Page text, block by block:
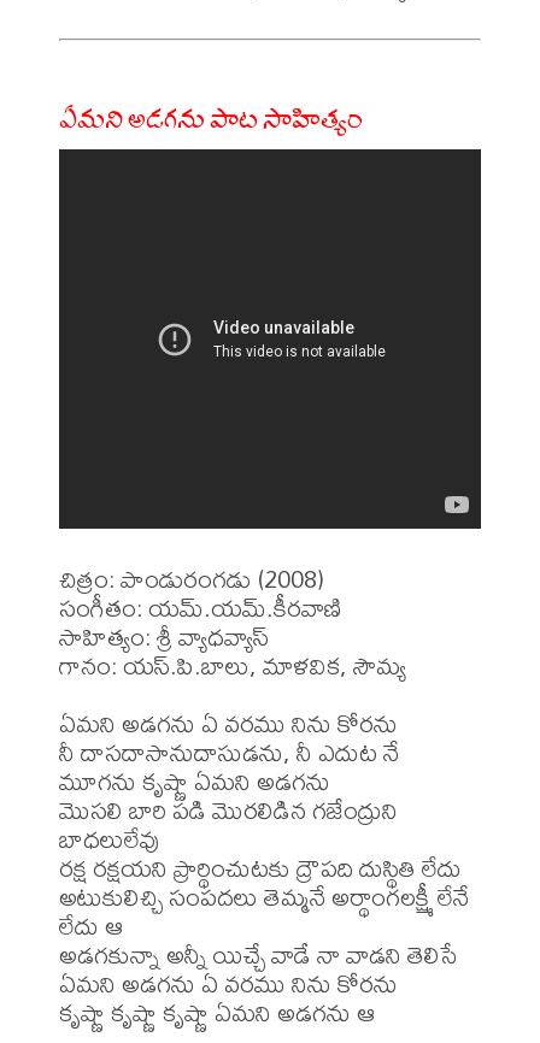
ఏమని అడగను పాట సాహిత్యం
చిత్రం: పాండురంగడు (2008)
సంగీతం: యమ్.యమ్.కీరవాణి
సాహిత్యం: శ్రీ వ్యాధవ్యాస్
గానం: యస్.పి.బాలు, మాళవిక, సౌమ్య
ఏమని అడగను ఏ వరము నిను కోరను
నీ దాసదాసానుదాసుడను, నీ ఎదుట నే
మూగను కృష్ణా ఏమని అడగను
మొసలి బారి పడి మొరలిడిన గజేంద్రుని
బాధలులేవు
రక్ష రక్షయని ప్రార్థించుటకు ద్రౌపది దుస్థితి లేదు
అటుకులిచ్చి సంపదలు తెమ్మనే అర్థాంగలక్ష్మీ లేనే
లేదు ఆ
అడగకున్నా అన్నీ యిచ్చే వాడే నా వాడని తెలిసే
ఏమని అడగను ఏ వరము నిను కోరను
కృష్ణా కృష్ణా కృష్ణా ఏమని అడగను ఆ